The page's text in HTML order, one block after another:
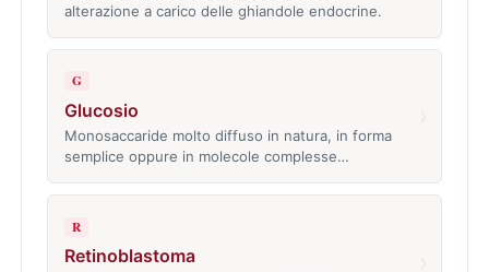
alterazione a carico delle ghiandole endocrine.
G
Glucosio
Monosaccaride molto diffuso in natura, in forma
semplice oppure in molecole complesse…
R
Retinoblastoma